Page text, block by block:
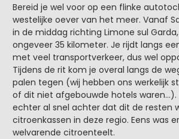
Bereid je wel voor op een flinke
westelijke oever van het meer. Vanaf
in de middag richting Limone sul
ongeveer 35 kilometer. Je rijdt langs
met veel transportverkeer, dus wel
Tijdens de rit kom je overal langs de
palen tegen (wij hebben ons werkelijk
of dit niet afgebouwde hotels waren…).
echter al snel achter dat dit de resten
citroenkassen in deze regio. Eens was
welvarende citroenteelt.